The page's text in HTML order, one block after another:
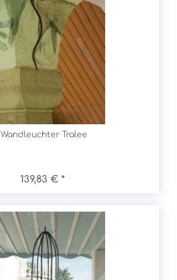
Wandleuchter Tralee
139,83 € *